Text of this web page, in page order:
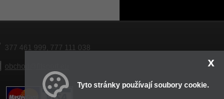
377 461 999, 777 111 038
obchod@fitsport.eu x
Tyto stránky používají soubory cookie.